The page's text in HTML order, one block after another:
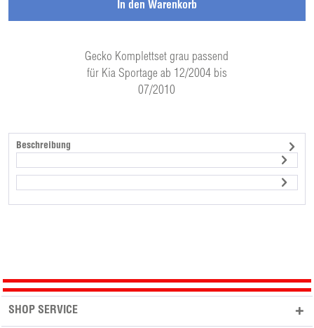
Gecko Komplettset grau passend
für Kia Sportage ab 12/2004 bis
07/2010
In den Warenkorb
Beschreibung
SHOP SERVICE